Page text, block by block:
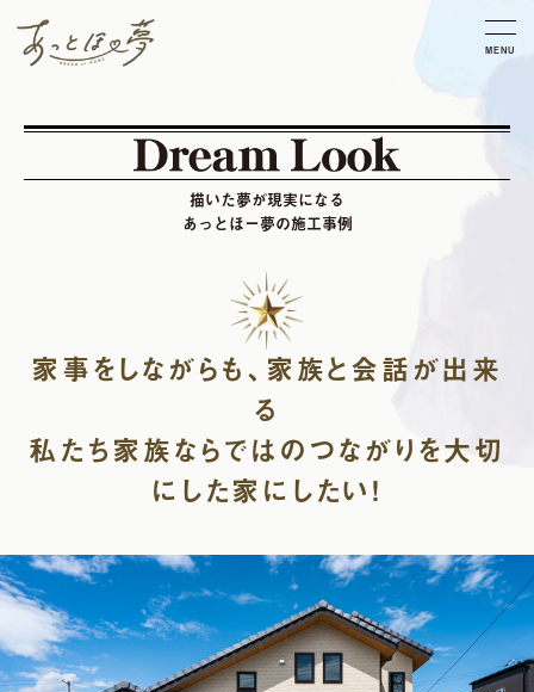
MENU
描いた夢が現実になる
あっとほー夢の施工事例
家事をしながらも、家族と会話が出来
る
私たち家族ならではのつながりを大切
にした家にしたい!